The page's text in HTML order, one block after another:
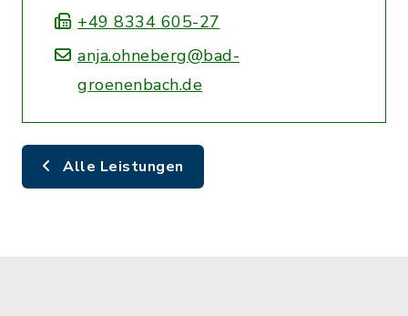
+49 8334 605-27
anja.ohneberg@bad-
groenenbach.de
Alle Leistungen